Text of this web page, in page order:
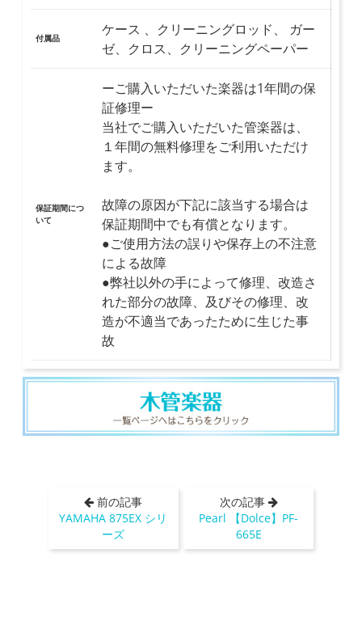
付属品
ケース 、クリーニングロッド、 ガー
ゼ、クロス、クリーニングペーパー
保証期間につ
いて
ーご購入いただいた楽器は1年間の保
証修理ー
当社でご購入いただいた管楽器は、
１年間の無料修理をご利用いただけ
ます。
故障の原因が下記に該当する場合は
保証期間中でも有償となります。
●ご使用方法の誤りや保存上の不注意
による故障
●弊社以外の手によって修理、改造さ
れた部分の故障、及びその修理、改
造が不適当であったために生じた事
故
前の記事
YAMAHA 875EX シリ
ーズ
次の記事
Pearl 【Dolce】PF-
665E